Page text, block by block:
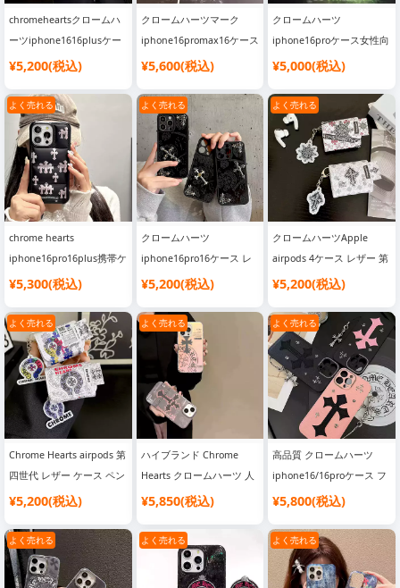
chromeheartsクロームハ
ーツiphone1616plusケー
ス スーツケース型 韓国風
iphone1514promaxスマホ
ケース 箱型 派手カワ
¥5,200(税込)
クロームハーツマーク
iphone16promax16ケース
MagSafe マグネットリン
マホケース chrome hearts
多機能 アイフォーン14プ
ロ13カバー ワイヤレス充
電対応
¥5,600(税込)
クロームハーツ
iphone16proケース女性向
けアイフォーン
方形 レーザー 指紋防止
chrome hearts
iphone15pro14promaxス
マホケース 大人 ファッシ
¥5,000(税込)
よく売れる
chrome hearts
iphone16pro16plus携帯ケ
ース ダウンジャケット 十
ムハーツアイフォーン
15promax14proカバー ブ
ラック 男女兼用 高品質 イ
タズラ風 クロームハーツ
ギャラクシー S24S23S22
スマホカバー 衝撃吸収
¥5,300(税込)
よく売れる
クロームハーツ
iphone16pro16ケース レ
ザー 型押し男性用 chrome
15promax15スマホケース
黒 十字架ロゴ メンズ アイ
フォン14pro13ケース ブラ
ンド ファッション
¥5,200(税込)
よく売れる
クロームハーツApple
airpods 4ケース レザー 第
四世代 収納ケース 新品
アーポッズ32 proケースチ
ェーンフック付 落下防止
¥5,200(税込)
よく売れる
Chrome Hearts airpods 第
四世代 レザー ケース ペン
ダント付き 芸能人 クロー
納カバー ジャケット男女
兼用 オシャレ 海外販売
¥5,200(税込)
よく売れる
ハイブランド Chrome
Hearts クロームハーツ 人
気 iphone16/16pro/15ケ
ームハーツ 風 スマホケー
スSC24081436
¥5,850(税込)
よく売れる
高品質 クロームハーツ
iphone16/16proケース フ
ァッション 安い ハイブラ
ホケースSC24081435
¥5,800(税込)
よく売れる よく売れる よく売れる